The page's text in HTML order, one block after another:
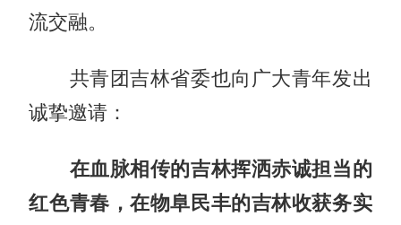
流交融。
共青团吉林省委也向广大青年发出
诚挚邀请：
在血脉相传的吉林挥洒赤诚担当的
红色青春，在物阜民丰的吉林收获务实